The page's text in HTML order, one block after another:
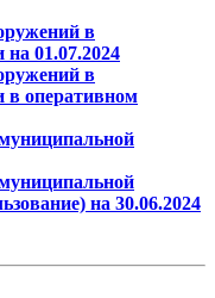
в
на 01.07.2024
в
в оперативном
на 30.06.2024